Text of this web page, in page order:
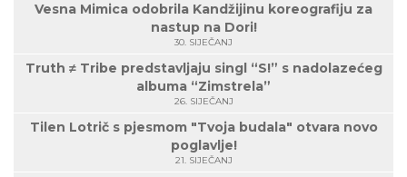
Vesna Mimica odobrila Kandžijinu koreografiju za
nastup na Dori!
30. SIJEČANJ
Truth ≠ Tribe predstavljaju singl “S!” s nadolazećeg
albuma “Zimstrela”
26. SIJEČANJ
Tilen Lotrič s pjesmom "Tvoja budala" otvara novo
poglavlje!
21. SIJEČANJ